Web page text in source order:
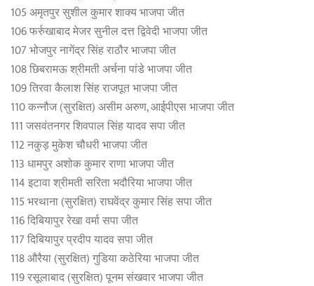
105 अमृतपुर सुशील कुमार शाक्य भाजपा जीत
106 फर्रुखाबाद मेजर सुनील दत्त द्विवेदी भाजपा जीत
107 भोजपुर नागेंद्र सिंह राठौर भाजपा जीत
108 छिबरामऊ श्रीमती अर्चना पांडे भाजपा जीत
109 तिरवा कैलाश सिंह राजपूत भाजपा जीत
110 कन्नौज (सुरक्षित) असीम अरुण, आईपीएस भाजपा जीत
111 जसवंतनगर शिवपाल सिंह यादव सपा जीत
112 नकुड़ मुकेश चौधरी भाजपा जीत
113 धामपुर अशोक कुमार राणा भाजपा जीत
114 इटावा श्रीमती सरिता भदौरिया भाजपा जीत
115 भरथाना (सुरक्षित) राघवेंद्र कुमार सिंह सपा जीत
116 दिबियापुर रेखा वर्मा सपा जीत
117 दिबियापुर प्रदीप यादव सपा जीत
118 औरैया (सुरक्षित) गुडिया कठेरिया भाजपा जीत
119 रसूलाबाद (सुरक्षित) पूनम संखवार भाजपा जीत